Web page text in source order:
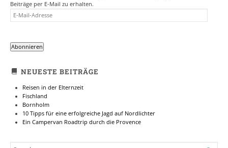
Beiträge per E-Mail zu erhalten.
E-
MAIL-
Abonnieren
NEUESTE BEITRÄGE
Reisen in der Elternzeit
Fischland
Bornholm
10 Tipps für eine erfolgreiche Jagd auf Nordlichter
Ein Campervan Roadtrip durch die Provence